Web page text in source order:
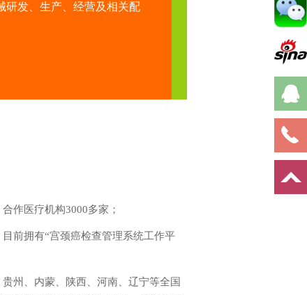
研发、生产、经营及相关配
作医疗机构3000多家；
前拥有“宫颈癌检查管理系统工作平
州、内蒙、陕西、河南、辽宁等全国